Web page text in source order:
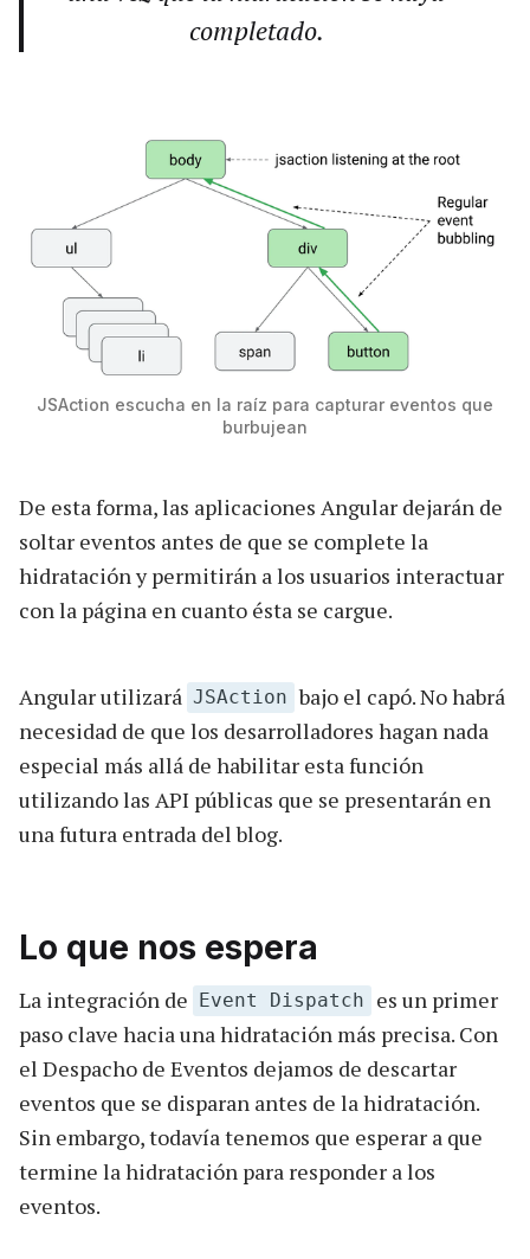
completado.
JSAction escucha en la raíz para capturar eventos que
burbujean
De esta forma, las aplicaciones Angular dejarán de
soltar eventos antes de que se complete la
hidratación y permitirán a los usuarios interactuar
con la página en cuanto ésta se cargue.
Angular utilizará JSAction bajo el capó. No habrá
necesidad de que los desarrolladores hagan nada
especial más allá de habilitar esta función
utilizando las API públicas que se presentarán en
una futura entrada del blog.
Lo que nos espera
La integración de Event Dispatch
es un primer
paso clave hacia una hidratación más precisa. Con
el Despacho de Eventos dejamos de descartar
eventos que se disparan antes de la hidratación.
Sin embargo, todavía tenemos que esperar a que
termine la hidratación para responder a los
eventos.